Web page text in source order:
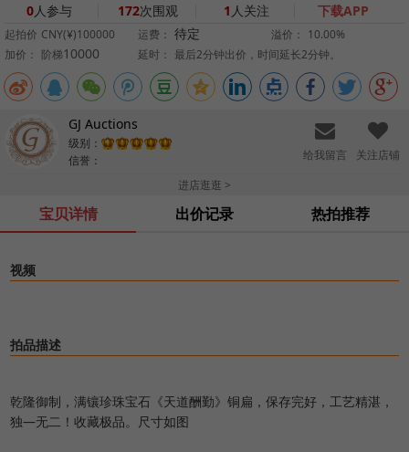
0人参与 172次围观 1 人关注 下载APP
起拍价 CNY(¥)100000 运费： 待定 溢价： 10.00%
加价： 阶梯10000 延时： 最后2分钟出价，时间延长2分钟。
GJ Auctions
级别：
信誉：
给我留言
关注店铺
进店逛逛 >
宝贝详情 出价记录 热拍推荐
视频
拍品描述
乾隆御制，满镶珍珠宝石《天道酬勤》铜扁，保存完好，工艺精湛，
独―无二！收藏极品。尺寸如图